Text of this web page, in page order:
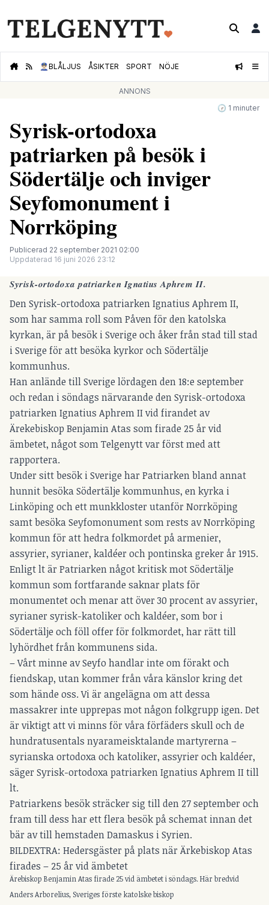
👮🏻‍♂️BLÅLJUS ÅSIKTER SPORT NÖJE
ANNONS
🕝 1 minuter
Syrisk-ortodoxa
patriarken på besök i
Södertälje och inviger
Seyfomonument i
Norrköping
Publicerad 22 september 2021 02:00
Uppdaterad 16 juni 2026 23:12
Syrisk-ortodoxa patriarken Ignatius Aphrem II.
Den Syrisk-ortodoxa patriarken Ignatius Aphrem II,
som har samma roll som Påven för den katolska
kyrkan, är på besök i Sverige och åker från stad till stad
i Sverige för att besöka kyrkor och Södertälje
kommunhus.
Han anlände till Sverige lördagen den 18:e september
och redan i söndags närvarande den Syrisk-ortodoxa
patriarken Ignatius Aphrem II vid firandet av
Ärekebiskop Benjamin Atas som firade 25 år vid
ämbetet, något somTelgenytt var först med att
rapportera.
Under sitt besök i Sverige har Patriarken bland annat
hunnit besöka Södertälje kommunhus, en kyrka i
Linköping och ett munkkloster utanför Norrköping
samt besöka Seyfomonument som rests av Norrköping
kommun för att hedra folkmordet på armenier,
assyrier, syrianer, kaldéer och pontinska greker år 1915.
Enligt lt är Patriarken något kritisk mot Södertälje
kommun som fortfarande saknar plats för
monumentet och menar att över 30 procent av assyrier,
syrianer syrisk-katoliker och kaldéer, som bor i
Södertälje och föll offer för folkmordet, har rätt till
lyhördhet från kommunens sida.
– Vårt minne av Seyfo handlar inte om förakt och
fiendskap, utan kommer från våra känslor kring det
som hände oss. Vi är angelägna om att dessa
massakrer inte upprepas mot någon folkgrupp igen. Det
är viktigt att vi minns för våra förfäders skull och de
hundratusentals nyarameisktalande martyrerna –
syrianska ortodoxa och katoliker, assyrier och kaldéer,
säger Syrisk-ortodoxa patriarken Ignatius Aphrem II till
lt.
Patriarkens besök sträcker sig till den 27 september och
fram till dess har ett flera besök på schemat innan det
bär av till hemstaden Damaskus i Syrien.
BILDEXTRA: Hedersgäster på plats när Ärkebiskop Atas
firades – 25 år vid ämbetet
Ärebiskop Benjamin Atas firade 25 vid ämbetet i söndags. Här bredvid
Anders Arborelius, Sveriges förste katolske biskop